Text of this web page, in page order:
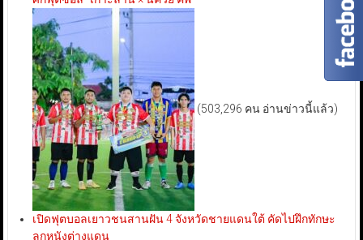
(503,296 คน อ่านข่าวนี้แล้ว)
เปิดฟุตบอลเยาวชนสานฝัน 4 จังหวัดชายแดนใต้ คัดไปฝึกทักษะ
ลูกหนังต่างแดน